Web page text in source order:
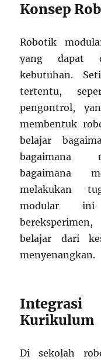
Konsep
Robotik
yang dapat
kebutuhan.
tertentu,
pengontrol,
membentuk
belajar
bagaimana
bagaimana
melakukan
modular ini
belajar dari
menyenangkan.
Kurikulum
Di sekolah